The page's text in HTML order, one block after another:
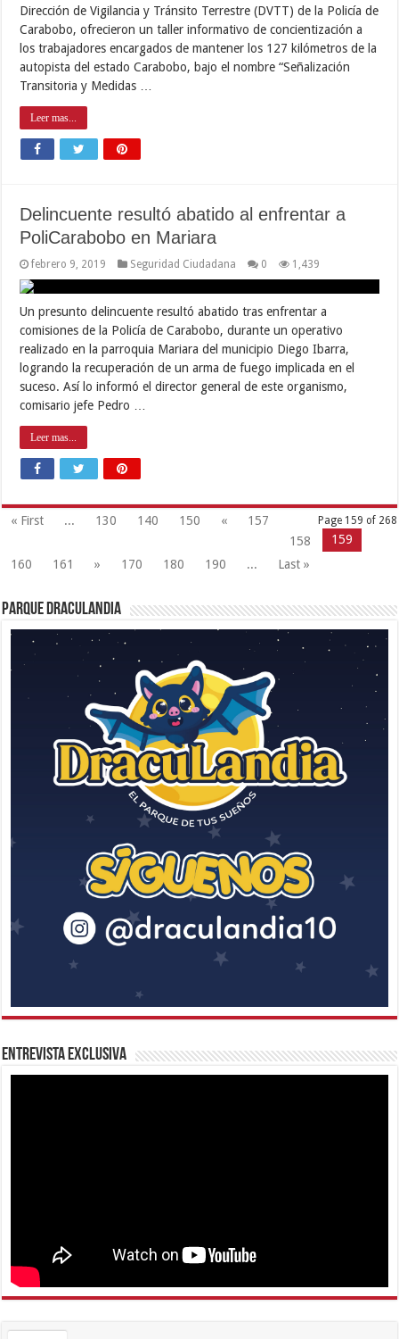
Dirección de Vigilancia y Tránsito Terrestre (DVTT) de la Policía de
Carabobo, ofrecieron un taller informativo de concientización a
los trabajadores encargados de mantener los 127 kilómetros de la
autopista del estado Carabobo, bajo el nombre “Señalización
Transitoria y Medidas …
Leer mas...
Delincuente resultó abatido al enfrentar a
PoliCarabobo en Mariara
febrero 9, 2019 Seguridad Ciudadana 0 1,439
Un presunto delincuente resultó abatido tras enfrentar a
comisiones de la Policía de Carabobo, durante un operativo
realizado en la parroquia Mariara del municipio Diego Ibarra,
logrando la recuperación de un arma de fuego implicada en el
suceso. Así lo informó el director general de este organismo,
comisario jefe Pedro …
Leer mas...
Page 159 of 268
« First ... 130 140 150 «
157
158
159
160
161 » 170 180 190 ... Last »
Parque Draculandia
Entrevista Exclusiva